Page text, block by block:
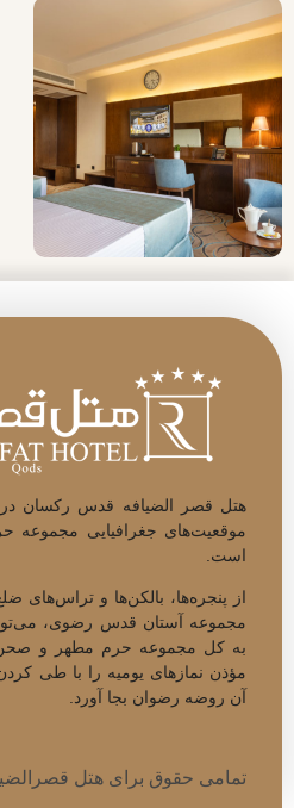
هتل قصر الضیافه قدس رکسان در
موقعیت‌های جغرافیایی
است.
از پنجره‌­ها، بالکن‌ها و
مجموعه آستان قدس رضوی،
به کل مجموعه حرم مطهر و
آن روضه رضوان بجا آورد.
تمامی حقوق برای هتل